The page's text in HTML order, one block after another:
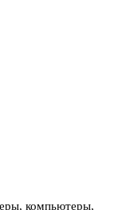
компьютеры,